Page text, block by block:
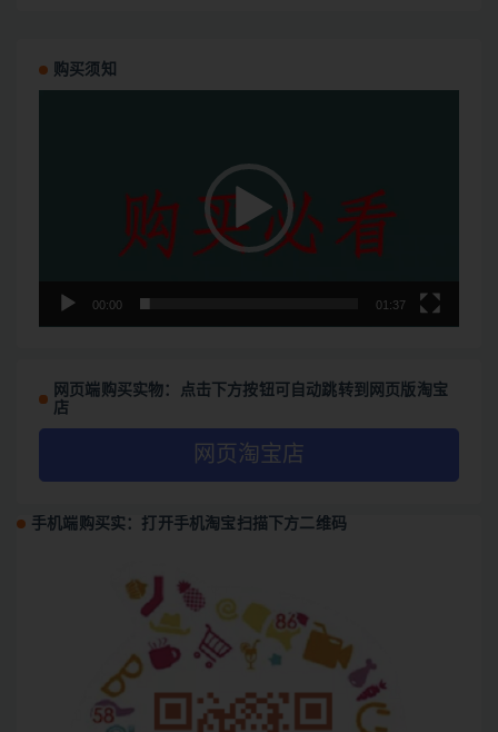
购买须知
00:00 01:37
网页端购买实物：点击下方按钮可自动跳转到网页版淘宝
店
网页淘宝店
手机端购买实：打开手机淘宝扫描下方二维码